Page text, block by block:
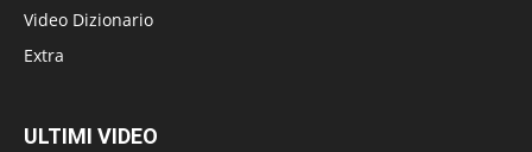
Video Dizionario
Extra
ULTIMI VIDEO